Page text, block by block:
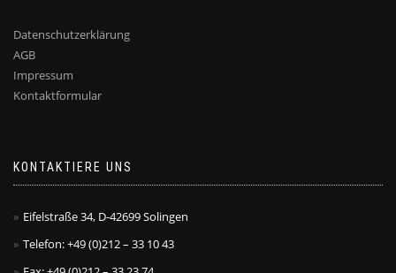
Datenschutzerklärung
AGB
Impressum
Kontaktformular
KONTAKTIERE UNS
Eifelstraße 34, D-42699 Solingen
Telefon: +49 (0)212 – 33 10 43